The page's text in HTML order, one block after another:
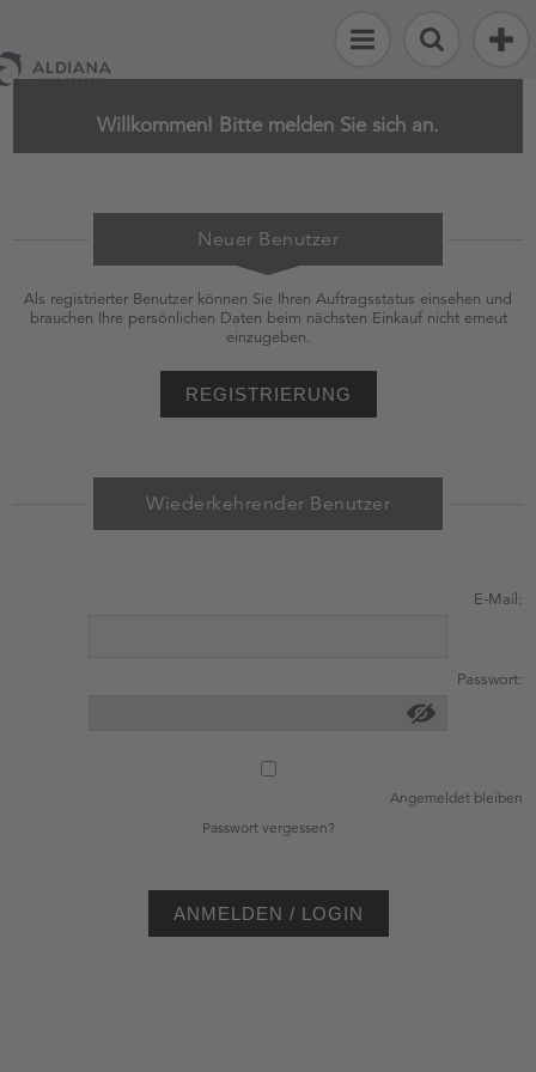
Artikel
Sport
Fashion
&
Accessoires
Flosse
Kinderwelt
Streuartikel
Willkommen! Bitte melden Sie sich an.
Neuer Benutzer
Als registrierter Benutzer können Sie Ihren Auftragsstatus einsehen und
brauchen Ihre persönlichen Daten beim nächsten Einkauf nicht erneut
einzugeben.
REGISTRIERUNG
Wiederkehrender Benutzer
E-Mail:
Passwort:
Angemeldet bleiben
Passwort vergessen?
ANMELDEN / LOGIN